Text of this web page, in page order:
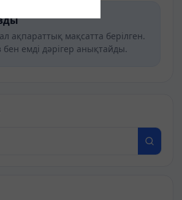
ақпараттық мақсатта берілген.
бен емді дәрігер анықтайды.